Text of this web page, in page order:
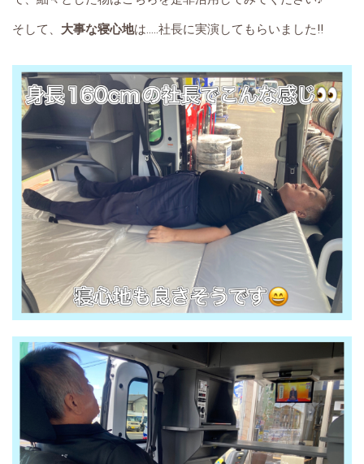
そして、 大事な寝心地は.....社長に実演してもらいました!!